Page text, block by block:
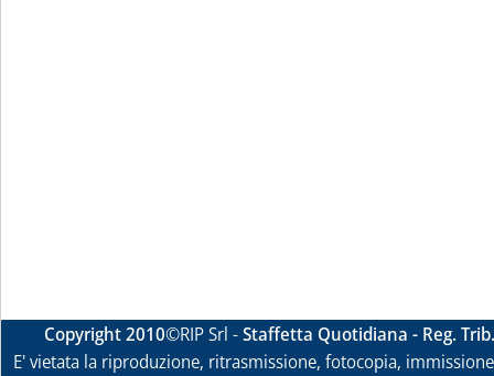
Copyright 2010©RIP Srl -Staffetta Quotidiana - Reg.
E' vietata la riproduzione, ritrasmissione, fotocopia,